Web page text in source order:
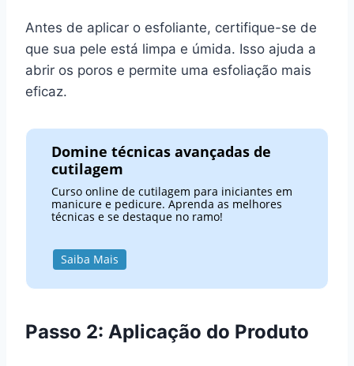
Antes de aplicar o esfoliante, certifique-se de
que sua pele está limpa e úmida. Isso ajuda a
abrir os poros e permite uma esfoliação mais
eficaz.
Domine técnicas avançadas de
cutilagem
Curso online de cutilagem para iniciantes em
manicure e pedicure. Aprenda as melhores
técnicas e se destaque no ramo!
Saiba Mais
Passo 2: Aplicação do Produto